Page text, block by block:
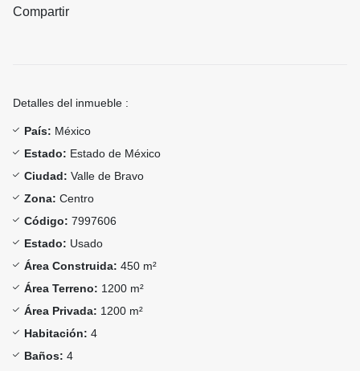
Compartir
Detalles del inmueble :
País: México
Estado: Estado de México
Ciudad: Valle de Bravo
Zona: Centro
Código: 7997606
Estado: Usado
Área Construida: 450 m²
Área Terreno: 1200 m²
Área Privada: 1200 m²
Habitación: 4
Baños: 4